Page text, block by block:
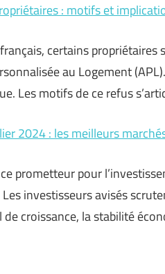
: motifs et
certains
au Logement
Les motifs de ce refus
2024 : les meilleurs
prometteur pour
investisseurs avisés
croissance, la stabilité